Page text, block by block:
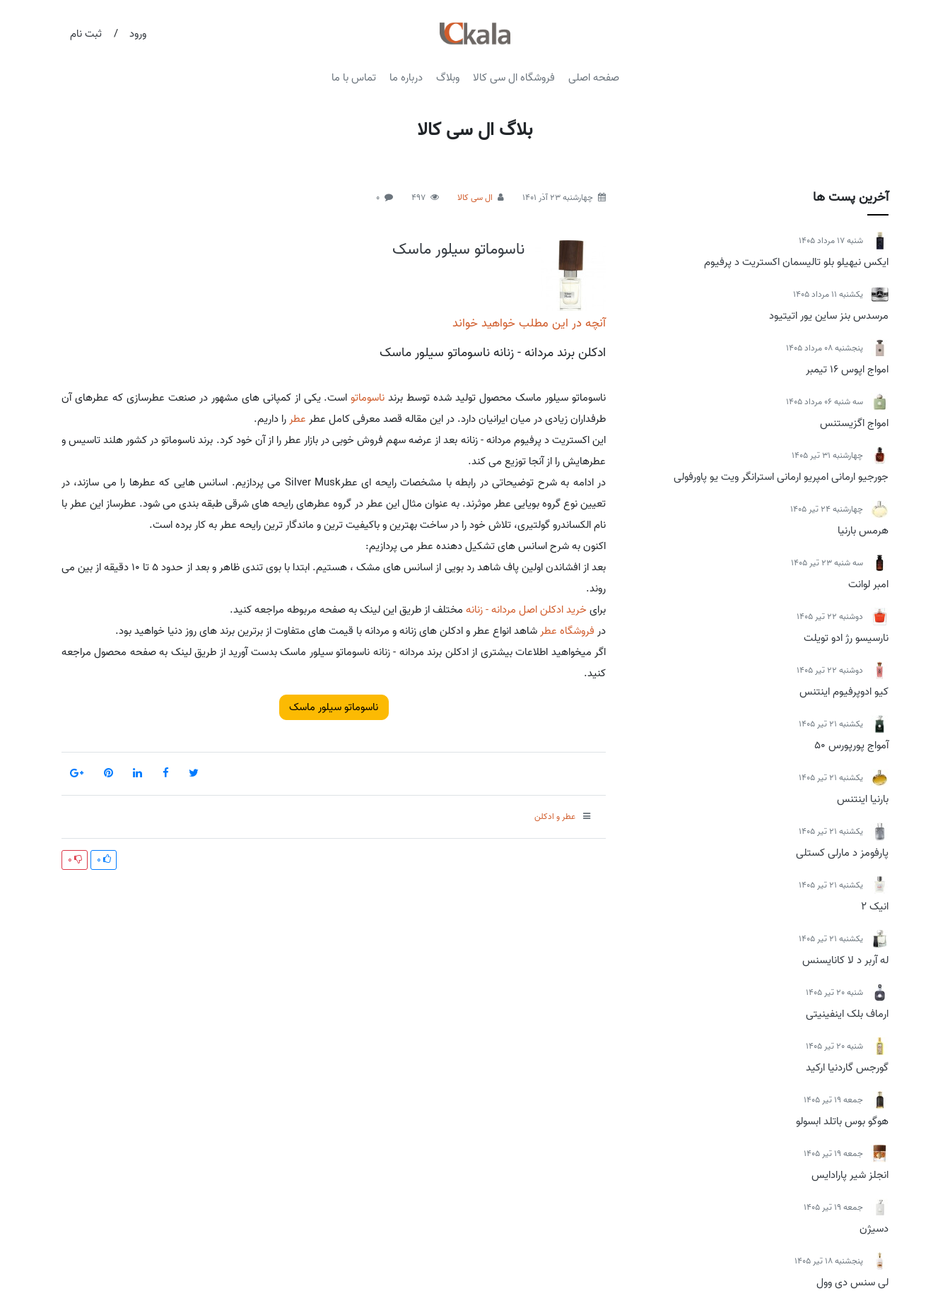
ورود / ثبت نام
صفحه اصلی فروشگاه ال سی کالا وبلاگ درباره ما تماس با ما
بلاگ ال سی کالا
آخرین پست ها
شنبه 17 مرداد 1405
ایکس نیهیلو بلو تالیسمان اکستریت د پرفیوم
يكشنبه 11 مرداد 1405
مرسدس بنز ساین یور اتیتیود
پنجشنبه 08 مرداد 1405
امواج اپوس 16 تیمبر
سه شنبه 06 مرداد 1405
امواج اگزیستنس
چهارشنبه 31 تیر 1405
جورجیو ارمانی امپریو ارمانی استرانگر ویت یو پاورفولی
چهارشنبه 24 تیر 1405
هرمس بارنیا
سه شنبه 23 تیر 1405
امبر لوانت
دوشنبه 22 تیر 1405
نارسیسو رژ ادو تویلت
دوشنبه 22 تیر 1405
کیو ادوپرفیوم اینتنس
يكشنبه 21 تیر 1405
آمواج پورپورس 50
يكشنبه 21 تیر 1405
بارنیا اینتنس
يكشنبه 21 تیر 1405
پارفومز د مارلی کستلی
يكشنبه 21 تیر 1405
انیک 2
يكشنبه 21 تیر 1405
له آربر د لا کانایسنس
شنبه 20 تیر 1405
ارماف بلک اینفینیتی
شنبه 20 تیر 1405
گورجس گاردنیا ارکید
جمعه 19 تیر 1405
هوگو بوس باتلد ابسولو
جمعه 19 تیر 1405
انجلز شیر پارادایس
جمعه 19 تیر 1405
دسیژن
پنجشنبه 18 تیر 1405
لی سنس دی وول
چهارشنبه 23 آذر 1401 ال سی کالا 497
0
ناسوماتو سیلور ماسک
آنچه در این مطلب خواهید خواند
ادکلن برند مردانه - زنانه ناسوماتو سیلور ماسک
ناسوماتو سیلور ماسک محصول تولید شده توسط برند ناسوماتواست. یکی از کمپانی های مشهور در صنعت عطرسازی که عطرهای آن
طرفداران زیادی در میان ایرانیان دارد. در این مقاله قصد معرفی کامل عطر عطر را داریم.
این اکستریت د پرفیوم مردانه - زنانه بعد از عرضه سهم فروش خوبی در بازار عطر را از آن خود کرد. برند ناسوماتو در کشور هلند تاسیس و
عطرهایش را از آنجا توزیع می کند.
در ادامه به شرح توضیحاتی در رابطه با مشخصات رایحه ای عطرSilver Musk می پردازیم. اسانس هایی که عطرها را می سازند، در
تعیین نوع گروه بویایی عطر موثرند. به عنوان مثال این عطر در گروه عطرهای رایحه های شرقی طبقه بندی می شود. عطرساز این عطر با
نام الکساندرو گولتیری، تلاش خود را در ساخت بهترین و باکیفیت ترین و ماندگار ترین رایحه عطر به کار برده است.
اکنون به شرح اسانس های تشکیل دهنده عطر می پردازیم:
بعد از افشاندن اولین پاف شاهد رد بویی از اسانس های مشک ، هستیم. ابتدا با بوی تندی ظاهر و بعد از حدود 5 تا 10 دقیقه از بین می
روند.
برایخرید ادکلن اصل مردانه - زنانه مختلف از طریق این لینک به صفحه مربوطه مراجعه کنید.
در فروشگاه عطر شاهد انواع عطر و ادکلن های زنانه و مردانه با قیمت های متفاوت از برترین برند های روز دنیا خواهید بود.
اگر میخواهید اطلاعات بیشتری از ادکلن برند مردانه - زنانه ناسوماتو سیلور ماسک بدست آورید از طریق لینک به صفحه محصول مراجعه
کنید.
ناسوماتو سیلور ماسک
عطر و ادکلن